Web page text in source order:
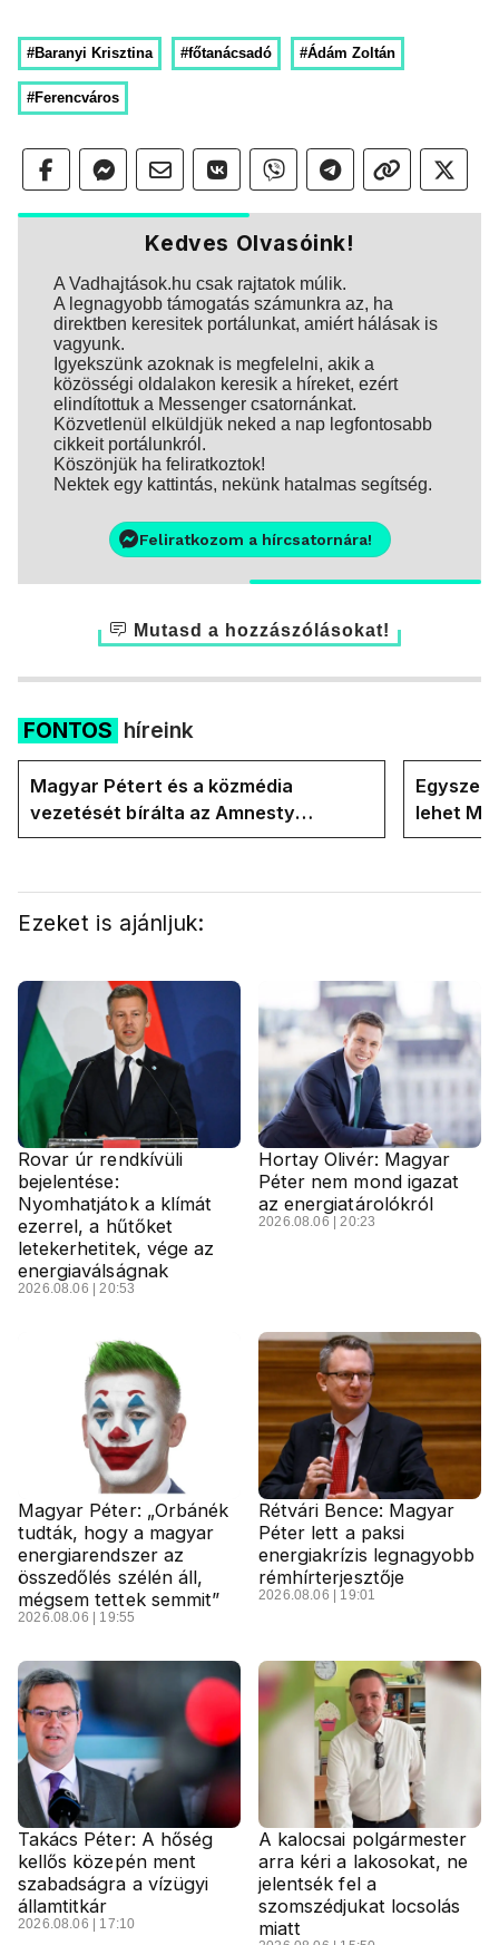
#Baranyi Krisztina #főtanácsadó #Ádám Zoltán
#Ferencváros
Kedves Olvasóink!
A Vadhajtások.hu csak rajtatok múlik.
A legnagyobb támogatás számunkra az, ha
direktben keresitek portálunkat, amiért hálásak is
vagyunk.
Igyekszünk azoknak is megfelelni, akik a
közösségi oldalakon keresik a híreket, ezért
elindítottuk a Messenger csatornánkat.
Közvetlenül elküldjük neked a nap legfontosabb
cikkeit portálunkról.
Köszönjük ha feliratkoztok!
Nektek egy kattintás, nekünk hatalmas segítség.
Feliratkozom a hírcsatornára!
Mutasd a hozzászólásokat!
FONTOS híreink
Magyar Pétert és a közmédia
vezetését bírálta az Amnesty
International a Klubrádióban
lehet
Ezeket is ajánljuk:
Rovar úr rendkívüli
bejelentése:
Nyomhatjátok a klímát
ezerrel, a hűtőket
letekerhetitek, vége az
energiaválságnak
2026.08.06 | 20:53
Hortay Olivér: Magyar
Péter nem mond igazat
az energiatárolókról
2026.08.06 | 20:23
Magyar Péter: „Orbánék
tudták, hogy a magyar
energiarendszer az
összedőlés szélén áll,
mégsem tettek semmit”
2026.08.06 | 19:55
Rétvári Bence: Magyar
Péter lett a paksi
energiakrízis legnagyobb
rémhírterjesztője
2026.08.06 | 19:01
Takács Péter: A hőség
kellős közepén ment
szabadságra a vízügyi
államtitkár
2026.08.06 | 17:10
A kalocsai polgármester
arra kéri a lakosokat, ne
jelentsék fel a
szomszédjukat locsolás
miatt